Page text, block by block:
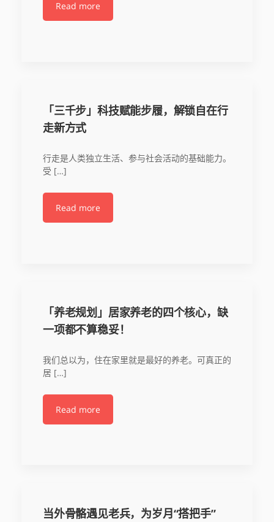
Read more
「三千步」科技赋能步履，解锁自在行
走新方式
行走是人类独立生活、参与社会活动的基础能力。
受 […]
Read more
「养老规划」居家养老的四个核心，缺
一项都不算稳妥！
我们总以为，住在家里就是最好的养老。可真正的
居 […]
Read more
当外骨骼遇见老兵，为岁月“搭把手”